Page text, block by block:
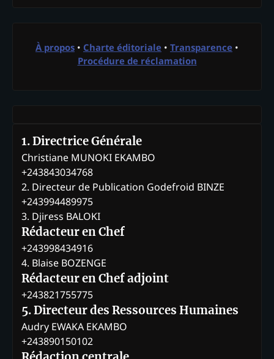
À propos • Charte éditoriale • Transparence •
Procédure de réclamation
1. Directrice Générale
Christiane MUNOKI EKAMBO
+243843034768
2. Directeur de Publication Godefroid BINZE
+243994489975
3. Djiress BALOKI
Rédacteur en Chef
+243998434916
4. Blaise BOZENGE
Rédacteur en Chef adjoint
+243821755775
5. Directeur des Ressources Humaines
Audry EWAKA EKAMBO
+243890150102